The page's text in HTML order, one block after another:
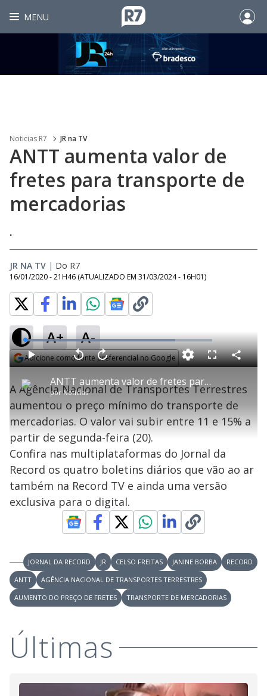
MENU
Noticias R7 JR na TV
ANTT aumenta valor de
fretes para transporte de
mercadorias
.
JR NA TV | Do R7
16/01/2020 - 21H46 (ATUALIZADO EM 31/03/2024 - 16H01)
A+ A-
Adicione como fonte preferencial no Google
P
l
a
y
V
i
d
e
o
ANTT aumenta valor de fretes para transporte de mercadorias
por Notícias
P V
t
a
r
0
e
g
n
d
s
A
n
ç
a
1
s
e
u
n
o
s
M
L
o
a
d
e
:
8
0
.
4
0
F
s
c
r
e
n
C
o
a
r
i
l
h
a
A Agência Nacional de Transportes Terrestres
aumentou o preço mínimo do transporte de
mercadorias. O valor vai subir entre 11 e 15% a
partir de segunda-feira (20).
Confira nas multiplataformas do Jornal da
Record os quatro boletins diários que vão ao ar
também na Record TV e ainda uma versão
exclusiva para o digital.
JORNAL DA RECORD JR CELSO FREITAS JANINE BORBA
RECORD
ANTT
AGÊNCIA NACIONAL DE TRANSPORTES TERRESTRES
AUMENTO DO PREÇO DE FRETES
TRANSPORTE DE MERCADORIAS
Últimas